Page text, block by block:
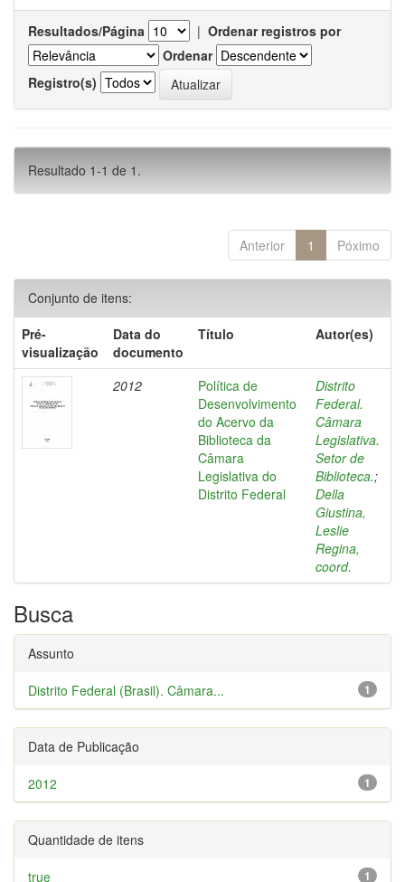
Resultados/Página | Ordenar registros por
Ordenar
Registro(s)
Resultado 1-1 de 1.
Anterior 1 Póximo
Conjunto de itens:
Pré-
visualização
Data do
documento
Título Autor(es)
2012
Política de
Desenvolvimento
do Acervo da
Biblioteca da
Câmara
Legislativa do
Distrito Federal
Distrito
Federal.
Câmara
Legislativa.
Setor de
Biblioteca.;
Della
Giustina,
Leslie
Regina,
coord.
Busca
Assunto
1
Distrito Federal (Brasil). Câmara...
Data de Publicação
1
2012
Quantidade de itens
1
true